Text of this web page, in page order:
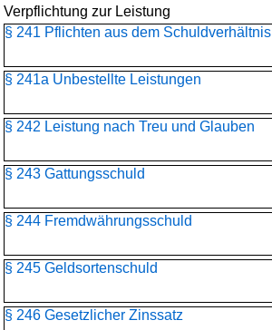
Verpflichtung zur Leistung
§ 241 Pflichten aus dem Schuldverhältnis
§ 241a Unbestellte Leistungen
§ 242 Leistung nach Treu und Glauben
§ 243 Gattungsschuld
§ 244 Fremdwährungsschuld
§ 245 Geldsortenschuld
§ 246 Gesetzlicher Zinssatz